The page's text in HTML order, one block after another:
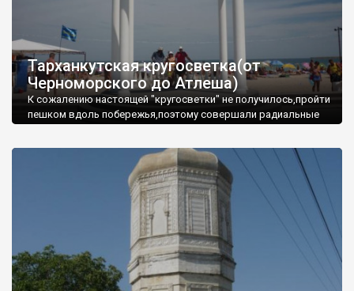
Тарханкутская кругосветка(от
Черноморского до Атлеша)
К сожалению настоящей "кругосветки" не получилось,пройти
пешком вдоль побережья,поэтому совершали радиальные